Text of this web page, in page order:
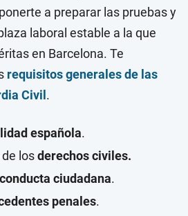
a preparar las pruebas y
laboral estable a la que
en Barcelona. Te
requisitos generales de las
Civil .
española.
losderechos civiles.
ciudadana.
penales.